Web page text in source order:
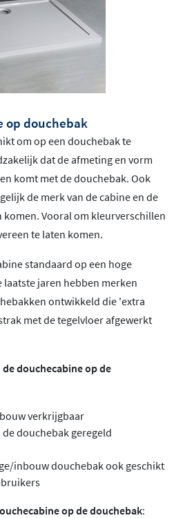
op douchebak
om op een douchebak te
dat de afmeting en vorm
komt met de douchebak. Ook
de merk van de cabine en de
Vooral om kleurverschillen
te laten komen.
standaard op een hoge
jaren hebben merken
ontwikkeld die 'extra
met de tegelvloer afgewerkt
douchecabine op de
verkrijgbaar
douchebak geregeld
inbouw douchebak ook geschikt
op de douchebak: